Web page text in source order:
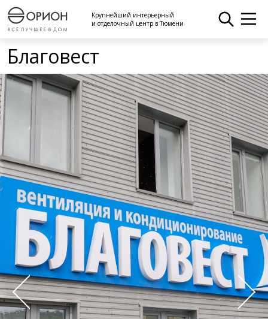
Крупнейший интерьерный
и отделочный центр в Тюмени
Благовест